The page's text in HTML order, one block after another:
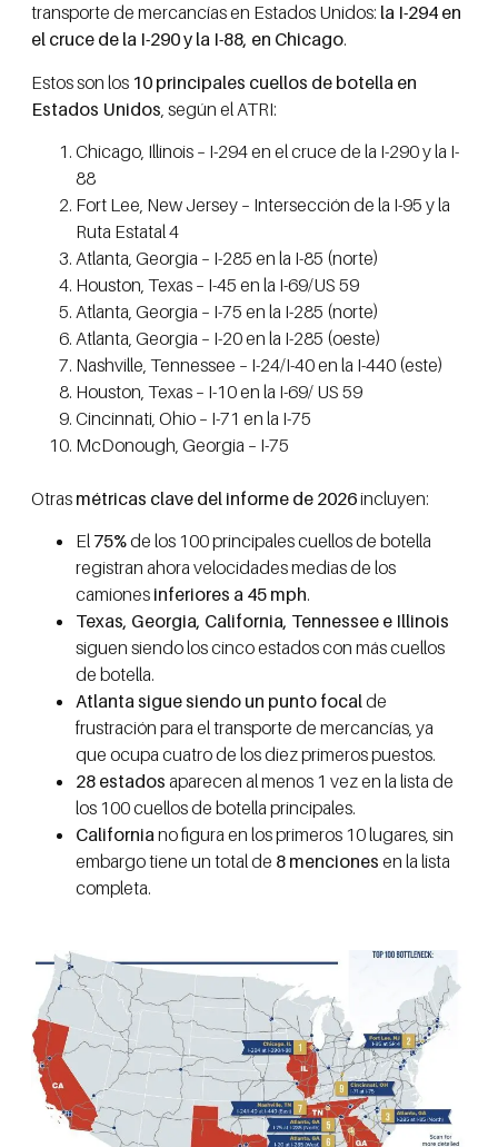
transporte de mercancías en Estados Unidos: la I-294 en
el cruce de la I-290 y la I-88, en Chicago.
Estos son los 10 principales cuellos de botella en
Estados Unidos , según el ATRI:
Chicago, Illinois – I-294 en el cruce de la I-290 y la I-
88
Fort Lee, New Jersey – Intersección de la I-95 y la
Ruta Estatal 4
Atlanta, Georgia – I-285 en la I-85 (norte)
Houston, Texas – I-45 en la I-69/US 59
Atlanta, Georgia – I-75 en la I-285 (norte)
Atlanta, Georgia – I-20 en la I-285 (oeste)
Nashville, Tennessee – I-24/I-40 en la I-440 (este)
Houston, Texas – I-10 en la I-69/ US 59
Cincinnati, Ohio – I-71 en la I-75
McDonough, Georgia – I-75
Otras métricas clave del informe de 2026incluyen:
El 75%de los 100 principales cuellos de botella
registran ahora velocidades medias de los
camiones inferiores a 45 mph.
Texas, Georgia, California, Tennessee e Illinois
siguen siendo los cinco estados con más cuellos
de botella.
Atlanta sigue siendo un punto focalde
frustración para el transporte de mercancías, ya
que ocupa cuatro de los diez primeros puestos.
28 estados aparecen al menos 1 vez en la lista de
los 100 cuellos de botella principales.
Californiano figura en los primeros 10 lugares, sin
embargo tiene un total de 8 menciones en la lista
completa.